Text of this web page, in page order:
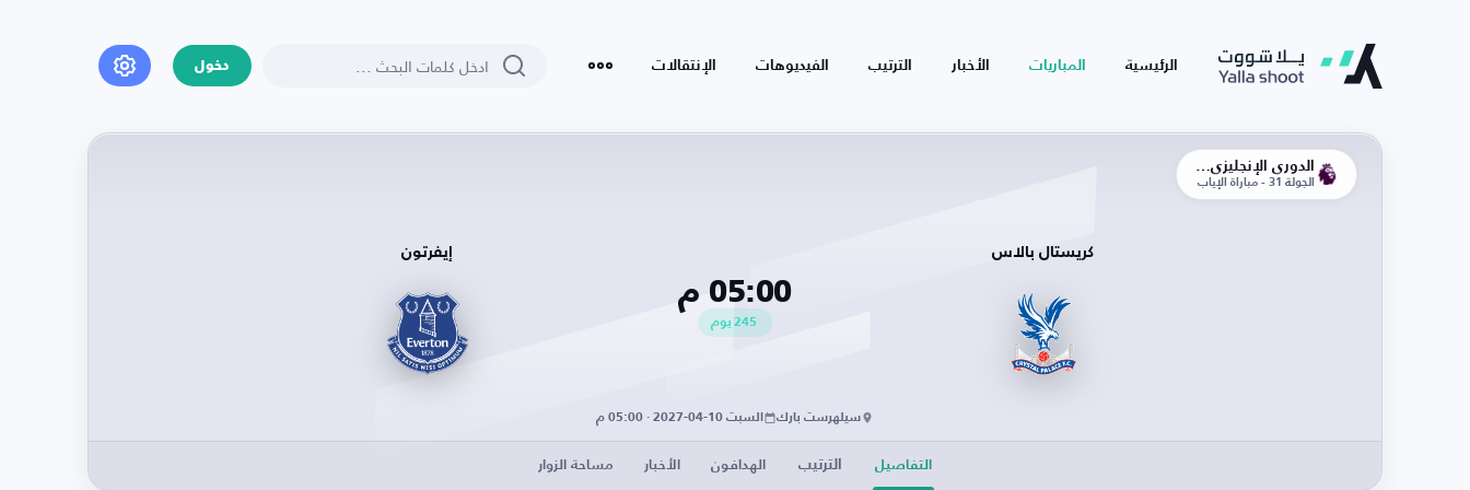
الرئيسية المباريات الأخبار الترتيب الفيديوهات الإنتقالات دخول
الجولة 31 - مباراة الإياب
كريستال بالاس
05:00 م
245 يوم
إيفرتون
سيلهرست بارك السبت 10-04-2027 · 05:00 م
التفاصيل الترتيب الهدافون الأخبار مساحة الزوار